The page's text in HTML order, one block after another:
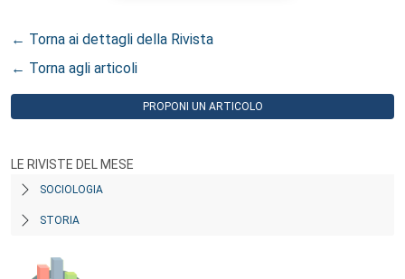
← Torna ai dettagli della Rivista
← Torna agli articoli
PROPONI UN ARTICOLO
LE RIVISTE DEL MESE
SOCIOLOGIA
STORIA